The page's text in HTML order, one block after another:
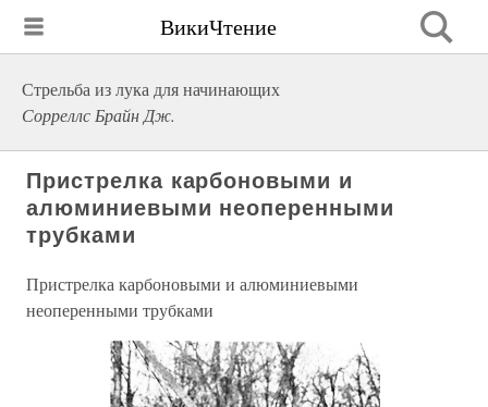
ВикиЧтение
Стрельба из лука для начинающих
Сорреллс Брайн Дж.
Пристрелка карбоновыми и
алюминиевыми неоперенными
трубками
Пристрелка карбоновыми и алюминиевыми
неоперенными трубками